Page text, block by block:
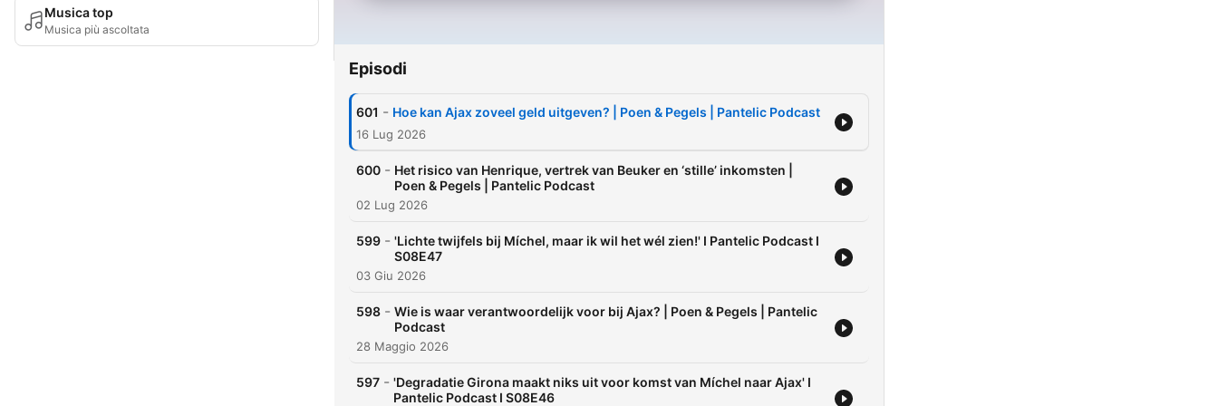
Musica top
Musica più ascoltata
Episodi
601 - Hoe kan Ajax zoveel geld uitgeven? | Poen & Pegels | Pantelic Podcast
16 Lug 2026
600 - Het risico van Henrique, vertrek van Beuker en ‘stille’ inkomsten |
Poen & Pegels | Pantelic Podcast
02 Lug 2026
599 - 'Lichte twijfels bij Míchel, maar ik wil het wél zien!' I Pantelic Podcast I
S08E47
03 Giu 2026
598 - Wie is waar verantwoordelijk voor bij Ajax? | Poen & Pegels | Pantelic
Podcast
28 Maggio 2026
597 - 'Degradatie Girona maakt niks uit voor komst van Míchel naar Ajax' I
Pantelic Podcast I S08E46